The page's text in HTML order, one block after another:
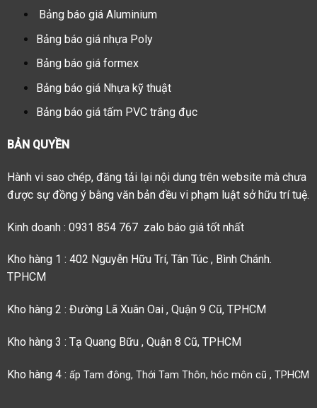
Bảng báo giá Aluminium
Bảng báo giá nhựa Poly
Bảng báo giá formex
Bảng báo giá Nhựa kỹ thuật
Bảng báo giá tấm PVC trắng đục
BẢN QUYỀN
Hành vi sao chép, đăng tải lại nội dung trên website mà chưa
được sự đồng ý bằng văn bản đều vi phạm luật sở hữu trí tuệ.
Kinh doanh : 0931 854 767 zalo báo giá tốt nhất
Kho hàng 1 : 402 Nguyễn Hữu Trí, Tân Túc , Bình Chánh.
TPHCM
Kho hàng 2 : Đường Lã Xuân Oai , Quận 9 Cũ, TPHCM
Kho hàng 3 : Tạ Quang Bữu , Quận 8 Cũ, TPHCM
Kho hàng 4 : ấp Tam đông, Thới Tam Thôn, hóc môn cũ , TPHCM